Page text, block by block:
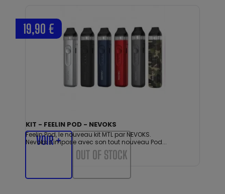
KIT - FEELIN POD - NEVOKS
Feelin Pod, le nouveau kit MTL par NEVOKS.
Nevoks s'impose avec son tout nouveau Pod...
19,90 €
VOIR +
OUT OF STOCK